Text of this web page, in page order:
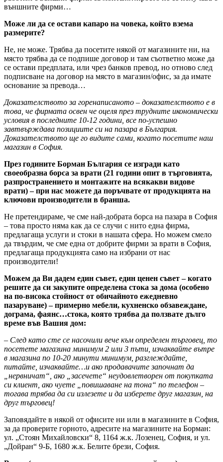
външните фирми…
Може ли да се остави капаро на човека, който взема
размерите?
Не, не може. Трябва да посетите някой от магазините ни, на
място трябва да се подпише договор и там съответно може да
се остави предплата, или чрез банков превод, но отново след
подписване на договор на място в магазин/офис, за да имате
основание за превода…
Доказателството за горенаписаното – доказателството е в
това, че фирмата освен че оцеля през трудните икономически
условия в последните 10-12 години, все по-успешно
завтвърждава позициите си на пазара в България.
Доказателството ще го видите сами, когато посетите наш
магазин в София.
През годините Борман България се изгради като
своеобразна борса за врати (21 години опит в търговията,
разпространението и монтажите на всякакви видове
врати) – при нас можете да поръчвате от продукцията на
ключови производители в бранша.
Не претендираме, че сме най-добрата борса на пазара в София
– това просто няма как да се случи с нито една фирма,
предлагаща услуги и стоки в нашата сфера. Но можем смело
да твърдим, че сме една от добрите фирми за врати в София,
предлагаща продукцията само на избрани от нас
производители!
Можем да Ви дадем един съвет, един ценен съвет – когато
решите да си закупите определена стока за дома (особено
на по-висока стойност от обичайното ежедневно
пазаруване) – примерно мебели, кухненско обзавеждане,
дограма, фаянс…стока, която трябва да ползвате дълго
време във Вашия дом:
– След като сте се насочили вече към определен търговец, то
посетете магазина минимум 2 или 3 пъти, изчаквайте вътре
в магазина по 10-20 минути минимум, разглеждайте,
питайте, изчаквайте…и ако продавачите започнат да
„нервничат“, ако „засечете“ неудовлетворен от покупката
си клиент, ако чуете „повишаване на тона“ по телефон –
тогава трябва да си излезете и да изберете друг магазин, на
друг търговец!
Заповядайте в някой от офисите ни или в магазините в София,
за да проверите горното, адресите на магазините на Борман:
ул. „Стоян Михайловски“ 8, 1164 ж.к. Лозенец, София, и ул.
„Дойран“ 9-Б, 1680 ж.к. Белите брези, София.